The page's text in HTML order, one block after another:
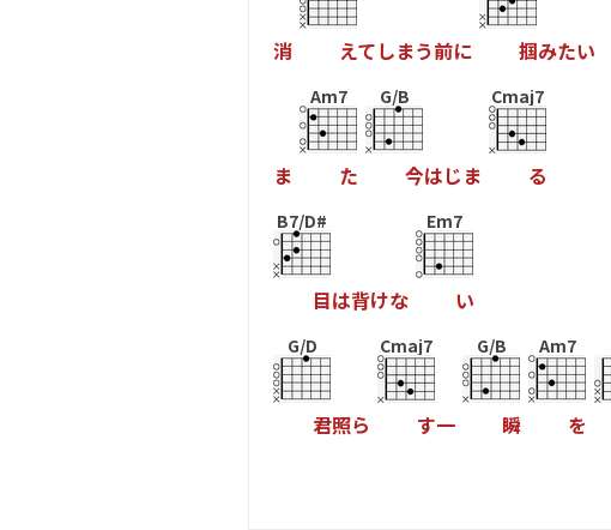
消 えてしまう前に 掴みたい
ま
Am7
た
G/B
今はじ ま
Cmaj7
る
B7/D#
目は背けな
Em7
い
G/D
君照ら
Cmaj7
す一
G/B
瞬
Am7
を